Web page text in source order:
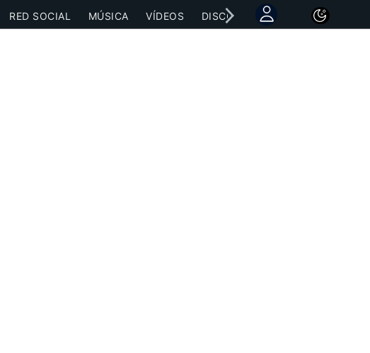
RED SOCIAL MÚSICA VÍDEOS DISCOGRAFÍAS CONCIERTOS